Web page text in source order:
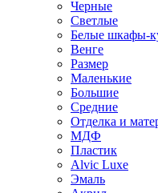
Черные
Светлые
Белые шкафы-
Венге
Размер
Маленькие
Большие
Средние
Отделка и
МДФ
Пластик
Alvic Luxe
Эмаль